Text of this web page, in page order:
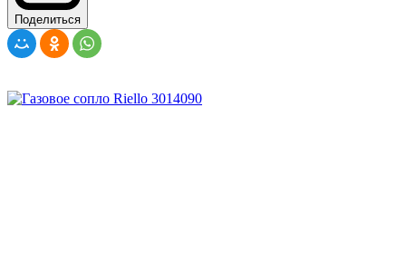
Поделиться